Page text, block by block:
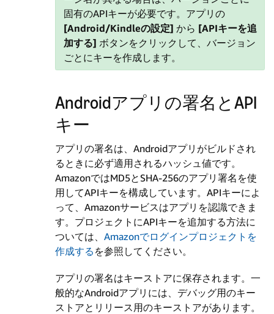
固有のAPIキーが必要です。アプリの
[Android/Kindleの設定] から [APIキーを追
加する] ボタンをクリックして、バージョン
ごとにキーを作成します。
Androidアプリの署名とAPI
キー
アプリの署名は、Androidアプリがビルドされ
るときに必ず適用されるハッシュ値です。
AmazonではMD5とSHA-256のアプリ署名を使
用してAPIキーを構成しています。APIキーによ
って、Amazonサービスはアプリを認識できま
す。プロジェクトにAPIキーを追加する方法に
ついては、 Amazonでログインプロジェクトを
作成する を参照してください。
アプリの署名はキーストアに保存されます。一
般的なAndroidアプリには、デバッグ用のキー
ストアとリリース用のキーストアがあります。